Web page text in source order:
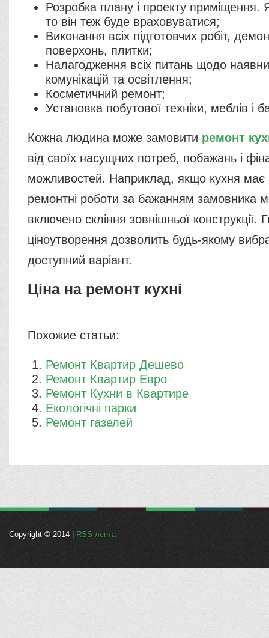
Розробка плану і проекту приміщення.
то він теж буде враховуватися;
Виконання всіх підготовчих робіт,
поверхонь, плитки;
Налагодження всіх питань щодо
комунікацій та освітлення;
Косметичний ремонт;
Установка побутової техніки, меблів і
Кожна людина може замовити ремонт
від своїх насущних потреб, побажань і
можливостей. Наприклад, якщо кухня має
ремонтні роботи за бажанням замовника
включено скління зовнішньої конструкції.
ціноутворення дозволить будь-якому
доступний варіант.
Ціна на ремонт кухні
Похожие статьи:
Ремонт Квартир Дешево
Ремонт Квартир Евро
Ремонт Кухни в Квартире
​Екологічні парки
Ремонт газелей
Copyright © 2014 | RSS-лента